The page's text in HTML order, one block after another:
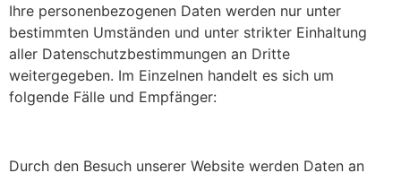
Ihre personenbezogenen Daten werden nur unter
bestimmten Umständen und unter strikter Einhaltung
aller Datenschutzbestimmungen an Dritte
weitergegeben. Im Einzelnen handelt es sich um
folgende Fälle und Empfänger:
Durch den Besuch unserer Website werden Daten an